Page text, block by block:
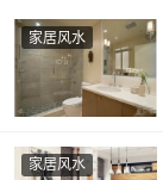
家居风水
家居风水